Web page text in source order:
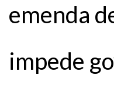
emenda
impede